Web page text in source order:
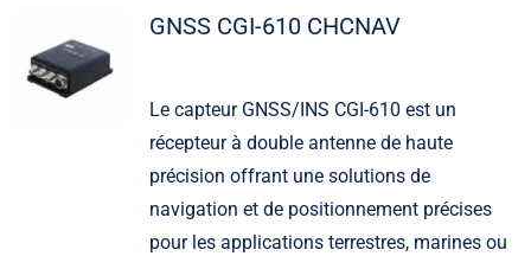
GNSS CGI-610 CHCNAV
Le capteur GNSS/INS CGI-610 est un
récepteur à double antenne de haute
précision offrant une solutions de
navigation et de positionnement précises
pour les applications terrestres, marines ou